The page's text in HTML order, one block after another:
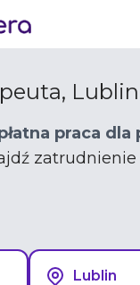
Lublin
praca
Lublin